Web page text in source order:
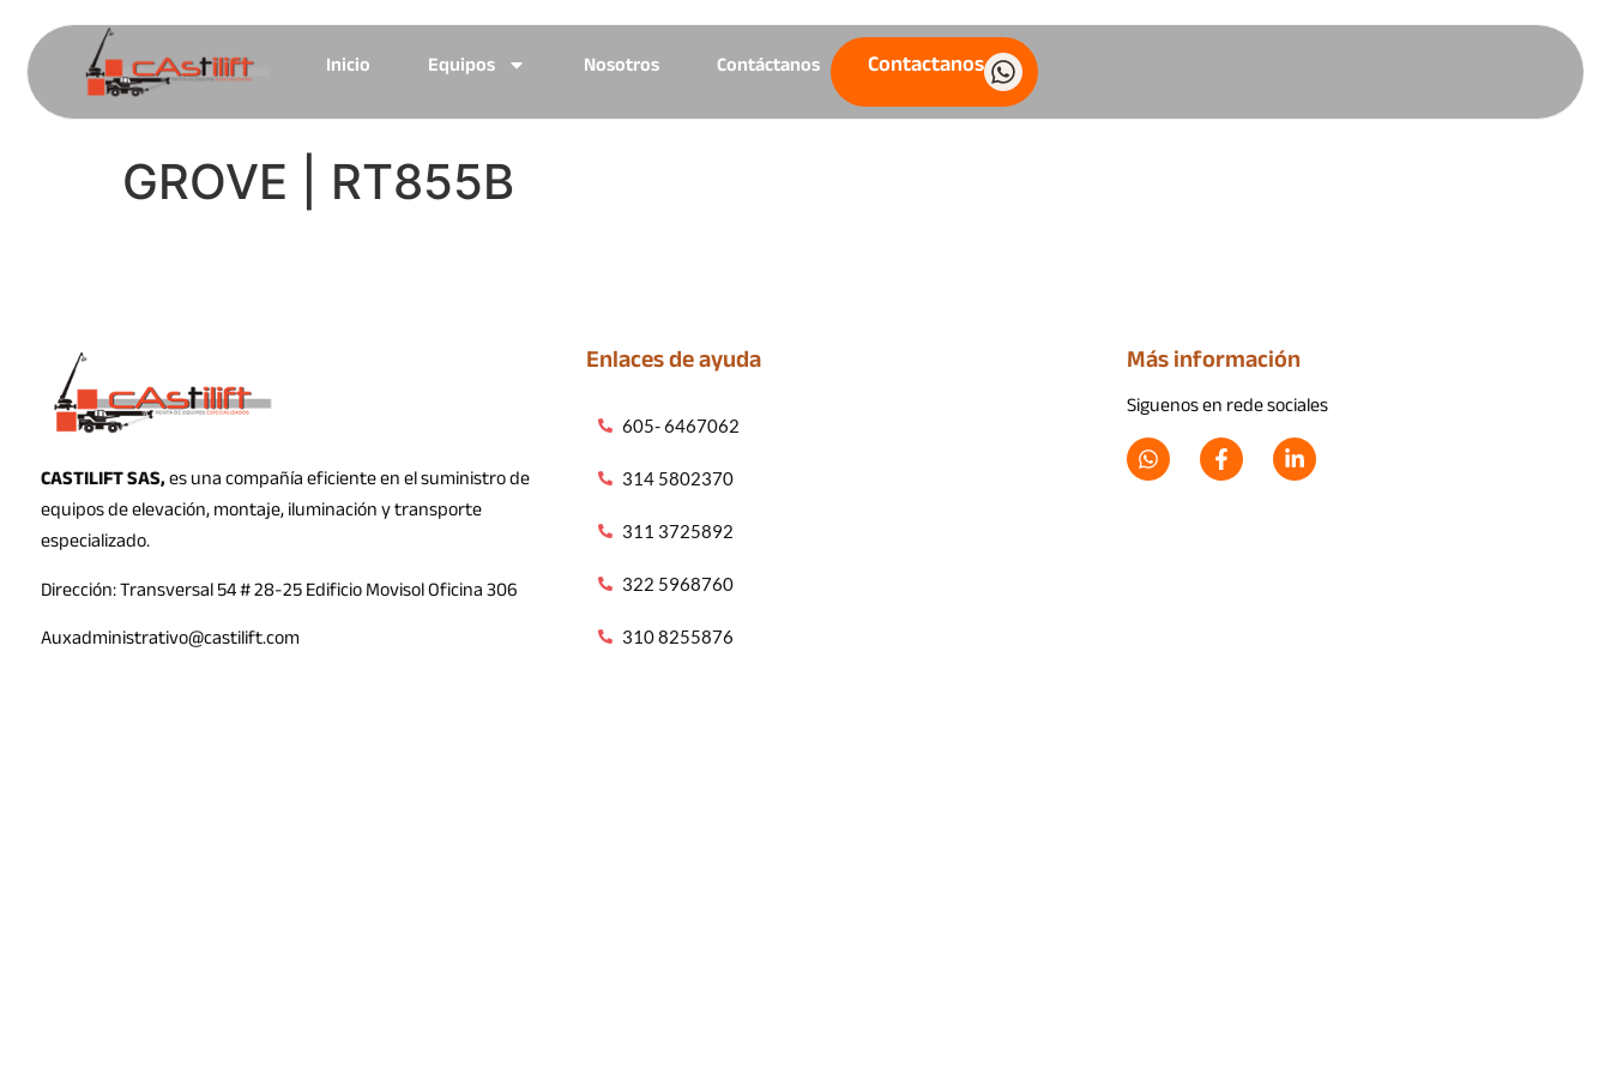
Inicio Equipos Nosotros Contáctanos Contactanos
GROVE | RT855B
CASTILIFT SAS, es una compañía eficiente en el suministro de
equipos de elevación, montaje, iluminación y transporte
especializado.
Dirección: Transversal 54 # 28-25 Edificio Movisol Oficina 306
Auxadministrativo@castilift.com
Enlaces de ayuda
605- 6467062
314 5802370
311 3725892
322 5968760
310 8255876
Más información
Siguenos en rede sociales